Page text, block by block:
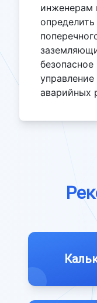
инженерам
аварийных